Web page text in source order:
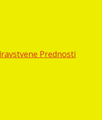
Prednosti